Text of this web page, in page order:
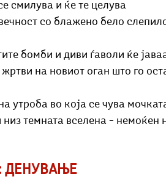
смилува и ќе те целува
со блажено бело
бомби и диви ѓаволи ќе
на новиот оган што го
утроба во која се чува
темната вселена – немоќен
ДЕНУВАЊЕ